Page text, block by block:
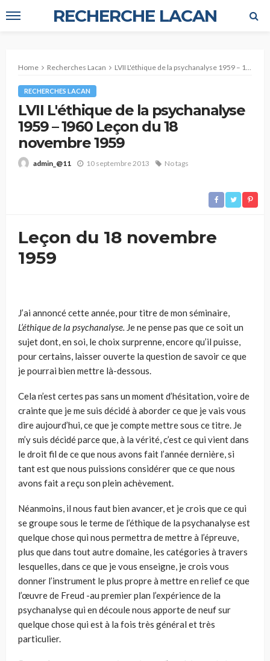
RECHERCHE LACAN
Home Recherches Lacan LVII L'éthique de la psychanalyse 1959 – 1960 Leçon du 18 novembre 1959
RECHERCHES LACAN
LVII L'éthique de la psychanalyse
1959 – 1960 Leçon du 18
novembre 1959
admin_@11 10 septembre 2013 No tags
Leçon du 18 novembre
1959
J’ai annoncé cette année, pour titre de mon séminaire,
L’éthique de la psychanalyse. Je ne pense pas que ce soit un
sujet dont, en soi, le choix sur­prenne, encore qu’il puisse,
pour certains, laisser ouverte la question de savoir ce que
je pourrai bien mettre là-dessous.
Cela n’est certes pas sans un moment d’hésitation, voire de
crainte que je me suis décidé à aborder ce que je vais vous
dire aujourd’hui, ce que je compte mettre sous ce titre. Je
m’y suis décidé parce que, à la vérité, c’est ce qui vient dans
le droit fil de ce que nous avons fait l’année dernière, si
tant est que nous puissions considérer que ce que nous
avons fait a reçu son plein achèvement.
Néanmoins, il nous faut bien avancer, et je crois que ce qui
se groupe sous le terme de l’éthique de la psychanalyse est
quelque chose qui nous permettra de mettre à l’épreuve,
plus que dans tout autre domaine, les catégories à travers
lesquelles, dans ce que je vous enseigne, je crois vous
donner l’instrument le plus propre à mettre en relief ce que
l’œuvre de Freud -au premier plan l’expérience de la
psychanalyse qui en découle­ nous apporte de neuf sur
quelque chose qui est à la fois très général et très
particulier.